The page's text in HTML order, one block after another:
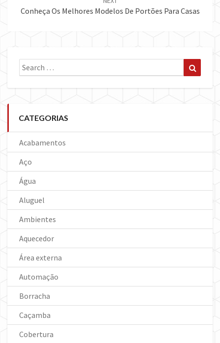
Conheça Os Melhores Modelos De Portões Para Casas
Search
for:
CATEGORIAS
Acabamentos
Aço
Água
Aluguel
Ambientes
Aquecedor
Área externa
Automação
Borracha
Caçamba
Cobertura